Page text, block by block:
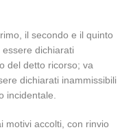
il secondo e il quinto
dichiarati
del detto ricorso; va
dichiarati inammissibili
incidentale.
motivi accolti, con rinvio